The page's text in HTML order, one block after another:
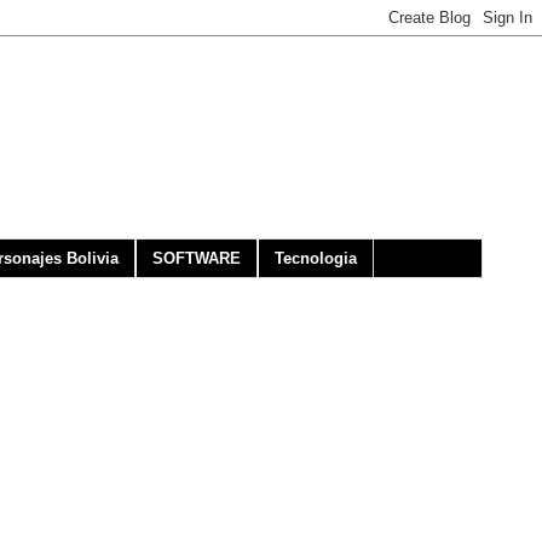
Bolivia SOFTWARE Tecnologia